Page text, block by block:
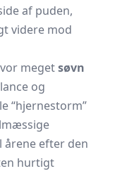
af puden,
videre mod
megetsøvn
og
“hjernestorm”
årene efter den
hurtigt